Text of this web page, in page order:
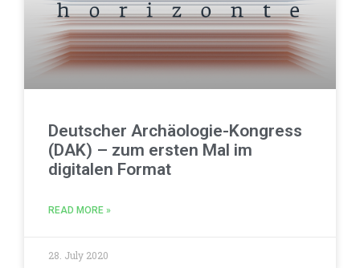
Deutscher Archäologie-Kongress
(DAK) – zum ersten Mal im
digitalen Format
READ MORE »
28. July 2020